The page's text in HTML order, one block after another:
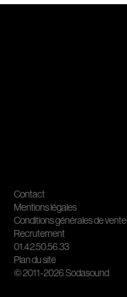
Contact
Mentions légales
Conditions générales de vente
Recrutement
01.42.50.56.33
Plan du site
© 2011-2026 Sodasound